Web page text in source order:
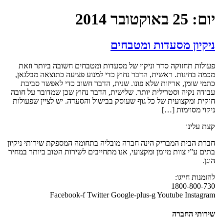
יום: 25 באוקטובר 2014
ניקיון מסעדות ומטבחים
פעולות תחזוקה סדר וניקוי של מסעדות ומטבחים חשובה ביותר וזאת
מכמה בחינות. ראשית, הדבר נחוץ כדי למנוע פציעה כתוצאה מבלגאן,
כתמי שומן, אריזות שלא פונו. שנית, הדבר חשוב כדי לאפשר סביבת
עבודה נקיה וסטרילית יותר. שלישית, הדבר נחוץ שכן שמדובר על חובה
חוקית ומקצועית של כל גוף שעוסק בבישול והסעדה. יש לציין שפעולות
ניקוי מסוימות […]
קצת עלינו
חברת הבית המבריק הינה חברה מובליה בתחומה המספקת שירותי ניקיון
בתים ע”י צוות מיומן ומקצועי, אנו מתחייבים לשירות הטוב ביותר במחיר
הוגן.
להזמנות חייגו:
1800-800-730
Facebook-f Twitter Google-plus-gYoutube Instagram
שירותי החברה